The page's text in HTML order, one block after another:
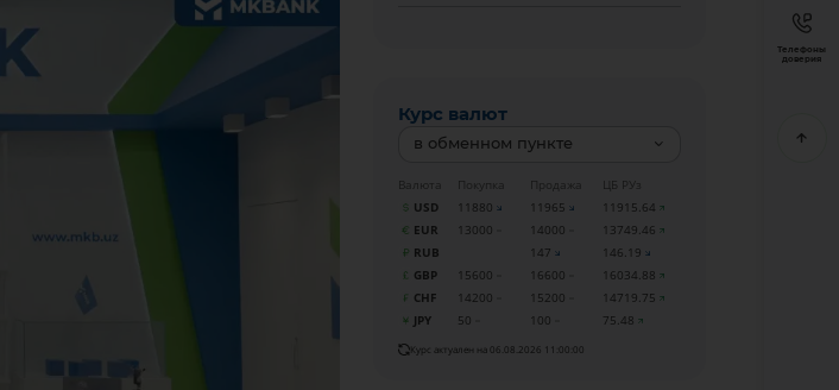
Курс валют
в обменном пункте
Валюта Покупка Продажа
ЦБ РУз
USD
11880 11965
11915.64
EUR
13000 14000
13749.46
RUB
147
146.19
GBP
15600 16600
16034.88
CHF
14200 15200
14719.75
JPY
50 100 75.48
Курс актуален на 06.08.2026 11:00:00
Телефоны
доверия